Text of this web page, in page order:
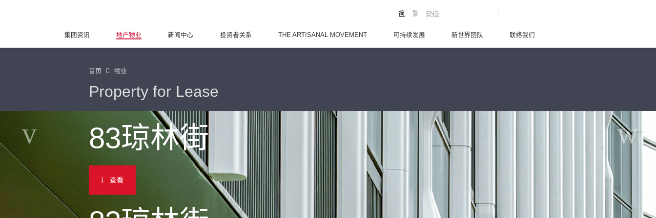
ENG
繁
简
集团资讯 地产物业 新闻中心 投资者关系 THE ARTISANAL MOVEMENT 可持续发展 新世界团队 联络我们
首页 物业
Property for Lease
83琼林街
查看